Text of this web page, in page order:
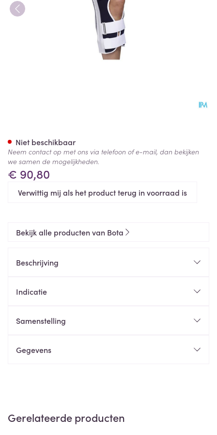
€ 90,80
Verwittig mij als het product terug in voorraad is
Niet beschikbaar
Neem contact op met ons via telefoon of e-mail, dan bekijken
we samen de mogelijkheden.
Bekijk alle producten van Bota
Beschrijving
Indicatie
Samenstelling
Gegevens
Gerelateerde producten